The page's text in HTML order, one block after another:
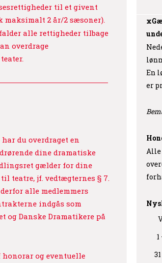
til et givent
maksimalt 2 år/2 sæsoner).
alle rettigheder tilbage
overdrage
du overdraget en
dine dramatiske
gælder for dine
teatre, jf. vedtægternes § 7.
alle medlemmers
indgås som
og Danske Dramatikere på
og eventuelle
En
er
Alle